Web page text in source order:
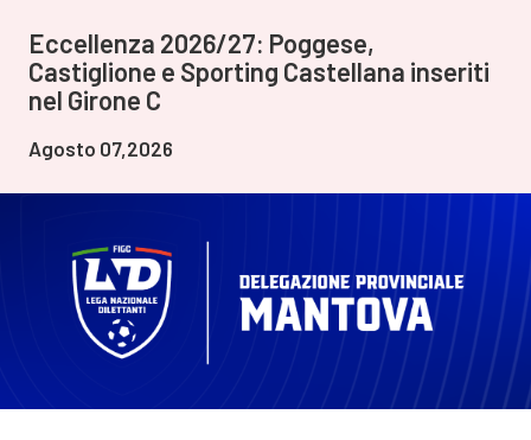
Eccellenza 2026/27: Poggese,
Castiglione e Sporting Castellana inseriti
nel Girone C
Agosto 07,2026